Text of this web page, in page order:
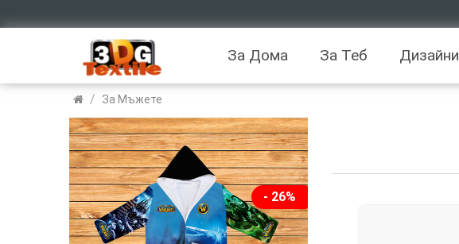
За Дома За Теб Дизайни
/ За Мъжете
- 26%